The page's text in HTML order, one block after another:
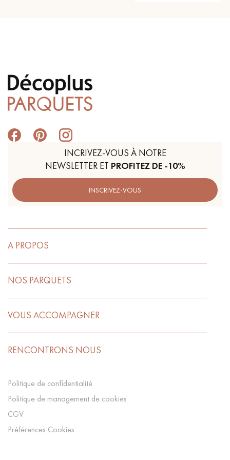
INCRIVEZ-VOUS À NOTRE
NEWSLETTER ET PROFITEZ DE -10%
INSCRIVEZ-VOUS
A PROPOS
NOS PARQUETS
VOUS ACCOMPAGNER
RENCONTRONS NOUS
Politique de confidentialité
Politique de management de cookies
CGV
Préférences Cookies